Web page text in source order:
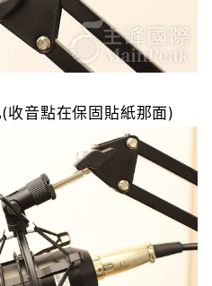
收音點在保固貼紙那面)